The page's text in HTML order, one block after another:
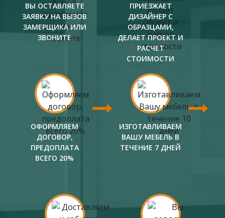
ВЫ ОСТАВЛЯЕТЕ
ЗАЯВКУ НА ВЫЗОВ
ЗАМЕРЩИКА ИЛИ
ЗВОНИТЕ
ПРИЕЗЖАЕТ
ДИЗАЙНЕР С
ОБРАЗЦАМИ,
ДЕЛАЕТ ПРОЕКТ И
РАСЧЕТ
СТОИМОСТИ
ОФОРМЛЯЕМ
ДОГОВОР,
ПРЕДОПЛАТА
ВСЕГО 20%
ИЗГОТАВЛИВАЕМ
ВАШУ МЕБЕЛЬ В
ТЕЧЕНИЕ 7 ДНЕЙ